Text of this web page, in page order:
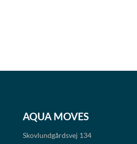
AQUA MOVES
Skovlundgårdsvej 134